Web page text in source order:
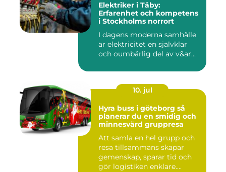
Elektriker i Täby:
Erfarenhet och kompetens
i Stockholms norrort
I dagens moderna samhälle
är elektricitet en självklar
och oumbärlig del av v&ar...
10. jul
Hyra buss i göteborg så
planerar du en smidig och
minnesvärd gruppresa
Att samla en hel grupp och
resa tillsammans skapar
gemenskap, sparar tid och
gör logistiken enklare....